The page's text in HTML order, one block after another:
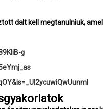
dalt kell megtanulniuk,
g